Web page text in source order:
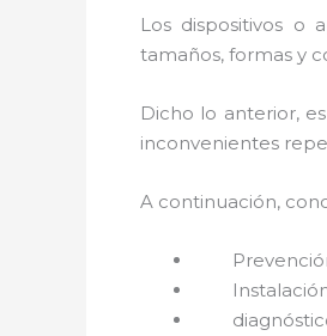
Los dispositivos o
tamaños, formas y
Dicho lo anterior,
inconvenientes
A continuación,